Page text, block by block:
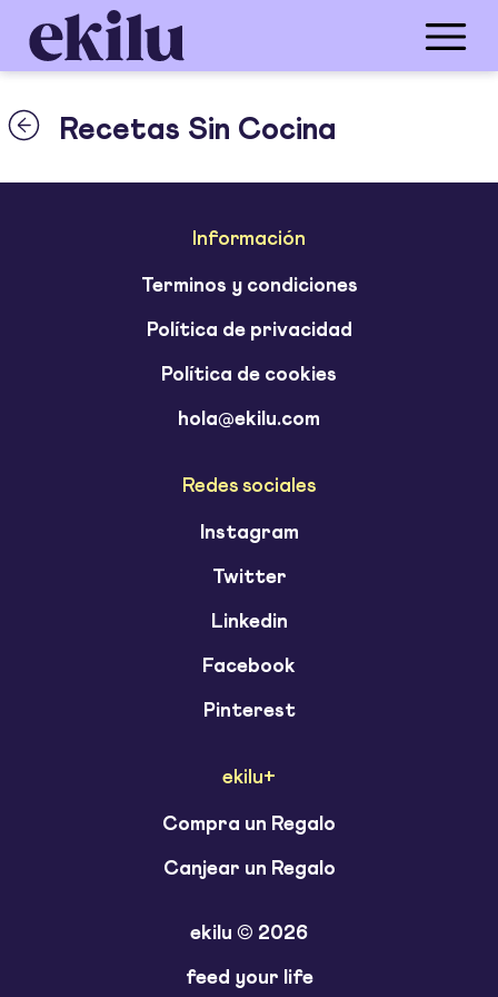
Recetas Sin Cocina
Información
Terminos y condiciones
Política de privacidad
Política de cookies
hola@ekilu.com
Redes sociales
Instagram
Twitter
Linkedin
Facebook
Pinterest
ekilu+
Compra un Regalo
Canjear un Regalo
ekilu © 2026
feed your life